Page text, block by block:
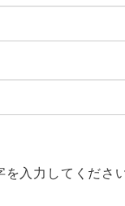
入力してください